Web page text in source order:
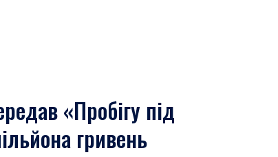
«Пробігу під
гривень